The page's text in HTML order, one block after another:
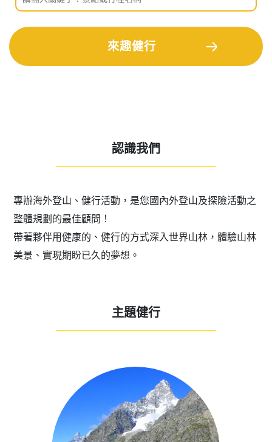
找行程
認識我們
——————————————————————
專辦海外登山、健行活動，是您國內外登山及探險活動之
整體規劃的最佳顧問！
帶著夥伴用健康的、健行的方式深入世界山林，體驗山林
美景、實現期盼已久的夢想。
主題健行
——————————————————————